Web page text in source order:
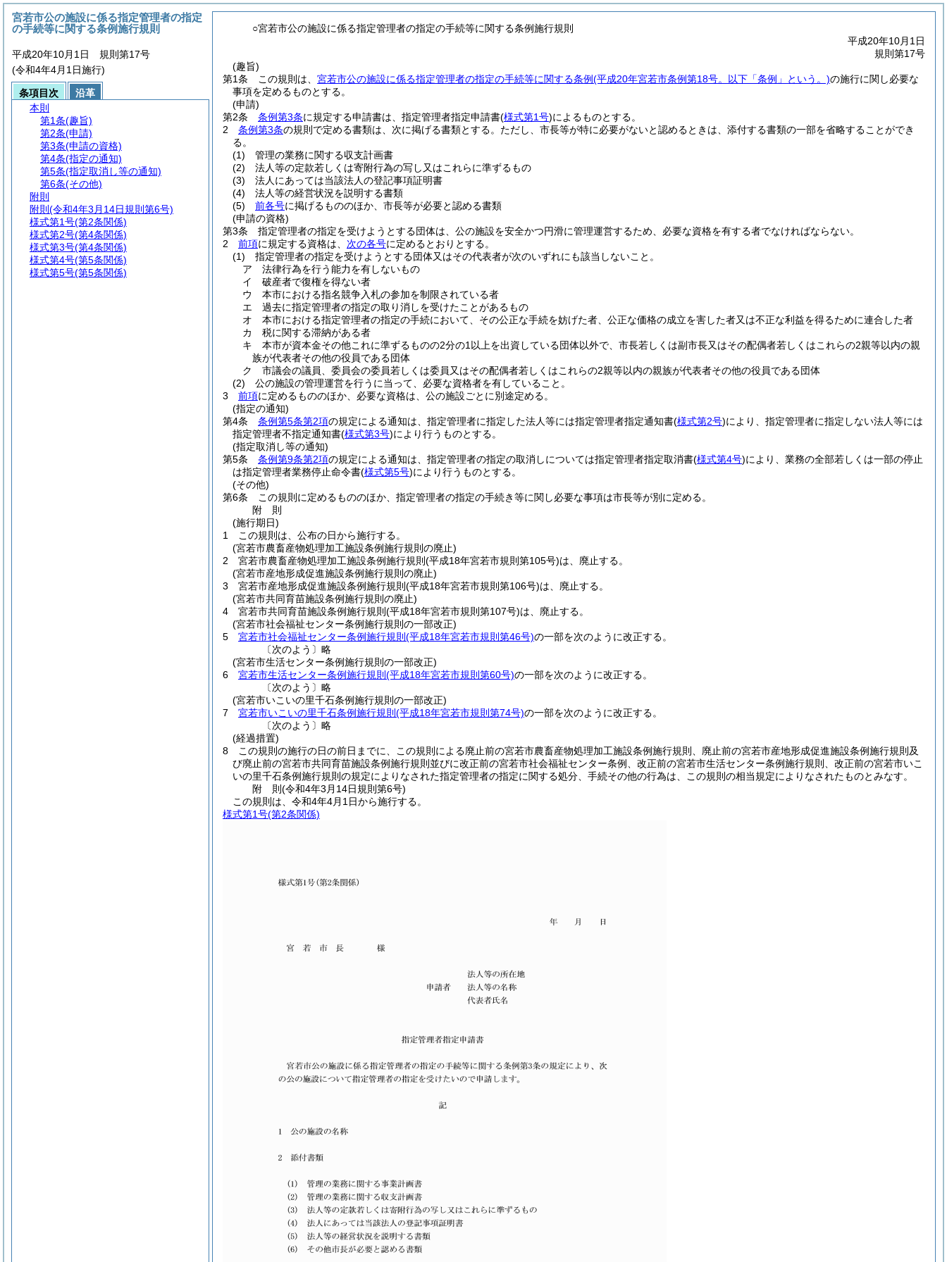
○宮若市公の施設に係る指定管理者の指定の手続等に関する条例施行規則
平成20年10月1日
規則第17号
(趣旨)
第1条
この規則は、 宮若市公の施設に係る指定管理者の指定の手続等に関する条例(平成20年宮若市条例第18号。以下「条例」という。)の施行に関し必要な
事項を定めるものとする。
(申請)
第2条
条例第3条に規定する申請書は、指定管理者指定申請書(様式第1号)によるものとする。
2
条例第3条の規則で定める書類は、次に掲げる書類とする。 ただし、市長等が特に必要がないと認めるときは、添付する書類の一部を省略することができ
る。
(1)
管理の業務に関する収支計画書
(2)
法人等の定款若しくは寄附行為の写し又はこれらに準ずるもの
(3)
法人にあっては当該法人の登記事項証明書
(4)
法人等の経営状況を説明する書類
(5)
前各号に掲げるもののほか、市長等が必要と認める書類
(申請の資格)
第3条
指定管理者の指定を受けようとする団体は、公の施設を安全かつ円滑に管理運営するため、必要な資格を有する者でなければならない。
2
前項に規定する資格は、 次の各号に定めるとおりとする。
(1)
指定管理者の指定を受けようとする団体又はその代表者が次のいずれにも該当しないこと。
ア
法律行為を行う能力を有しないもの
イ
破産者で復権を得ない者
ウ
本市における指名競争入札の参加を制限されている者
エ
過去に指定管理者の指定の取り消しを受けたことがあるもの
オ
本市における指定管理者の指定の手続において、その公正な手続を妨げた者、公正な価格の成立を害した者又は不正な利益を得るために連合した者
カ
税に関する滞納がある者
キ
本市が資本金その他これに準ずるものの2分の1以上を出資している団体以外で、市長若しくは副市長又はその配偶者若しくはこれらの2親等以内の親
族が代表者その他の役員である団体
ク
市議会の議員、委員会の委員若しくは委員又はその配偶者若しくはこれらの2親等以内の親族が代表者その他の役員である団体
(2)
公の施設の管理運営を行うに当って、必要な資格者を有していること。
3
前項に定めるもののほか、必要な資格は、公の施設ごとに別途定める。
(指定の通知)
第4条
条例第5条第2項の規定による通知は、指定管理者に指定した法人等には指定管理者指定通知書(様式第2号)により、指定管理者に指定しない法人等には
指定管理者不指定通知書(様式第3号)により行うものとする。
(指定取消し等の通知)
第5条
条例第9条第2項の規定による通知は、指定管理者の指定の取消しについては指定管理者指定取消書(様式第4号)により、業務の全部若しくは一部の停止
は指定管理者業務停止命令書(様式第5号)により行うものとする。
(その他)
第6条
この規則に定めるもののほか、指定管理者の指定の手続き等に関し必要な事項は市長等が別に定める。
附 則
(施行期日)
1
この規則は、公布の日から施行する。
(宮若市農畜産物処理加工施設条例施行規則の廃止)
2
宮若市農畜産物処理加工施設条例施行規則 (平成18年宮若市規則第105号)は、廃止する。
(宮若市産地形成促進施設条例施行規則の廃止)
3
宮若市産地形成促進施設条例施行規則 (平成18年宮若市規則第106号)は、廃止する。
(宮若市共同育苗施設条例施行規則の廃止)
4
宮若市共同育苗施設条例施行規則 (平成18年宮若市規則第107号)は、廃止する。
(宮若市社会福祉センター条例施行規則の一部改正)
5
宮若市社会福祉センター条例施行規則 (平成18年宮若市規則第46号)の一部を次のように改正する。
〔次のよう〕略
(宮若市生活センター条例施行規則の一部改正)
6
宮若市生活センター条例施行規則 (平成18年宮若市規則第60号)の一部を次のように改正する。
〔次のよう〕略
(宮若市いこいの里千石条例施行規則の一部改正)
7
宮若市いこいの里千石条例施行規則 (平成18年宮若市規則第74号)の一部を次のように改正する。
〔次のよう〕略
(経過措置)
8
この規則の施行の日の前日までに、この規則による廃止前の宮若市農畜産物処理加工施設条例施行規則、廃止前の宮若市産地形成促進施設条例施行規則及
び廃止前の宮若市共同育苗施設条例施行規則並びに改正前の宮若市社会福祉センター条例、改正前の宮若市生活センター条例施行規則、改正前の宮若市いこ
いの里千石条例施行規則の規定によりなされた指定管理者の指定に関する処分、手続その他の行為は、この規則の相当規定によりなされたものとみなす。
附 則(令和4年3月14日規則第6号)
この規則は、令和4年4月1日から施行する。
様式第1号(第2条関係)
宮若市公の施設に係る指定管理者の指定
の手続等に関する条例施行規則
平成20年10月1日 規則第17号
(令和4年4月1日施行)
条項目次
沿革
本則
第1条(趣旨)
第2条(申請)
第3条(申請の資格)
第4条(指定の通知)
第5条(指定取消し等の通知)
第6条(その他)
附則
附則 (令和4年3月14日規則第6号)
様式第1号(第2条関係)
様式第2号(第4条関係)
様式第3号(第4条関係)
様式第4号(第5条関係)
様式第5号(第5条関係)